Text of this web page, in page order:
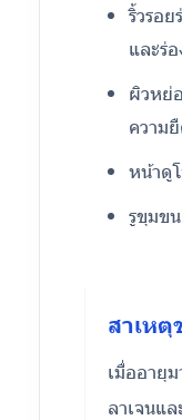
ริ้วรอ
และร่
ผิวหย่
ความ
หน้าดู
รูขุมข
สาเห
เมื่ออายุ
ลาเจนแ